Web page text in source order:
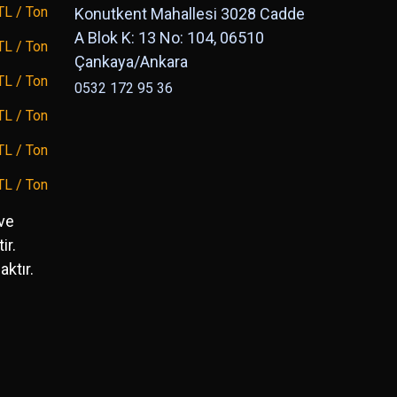
/ Ton
/ Ton
/ Ton
/ Ton
/ Ton
/ Ton
Konutkent Mahallesi 3028 Cadde
A Blok K: 13 No: 104, 06510
Çankaya/Ankara
0532 172 95 36